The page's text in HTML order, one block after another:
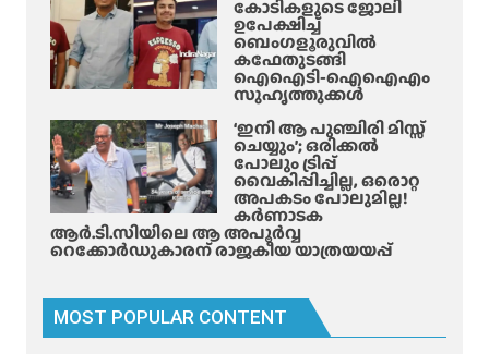
അ
ങ്ങ
നെ
യും
ലീ
വെ
ടു
ക്കാം
!
വൈ
കോടികളുടെ ജോലി
ഉപേക്ഷിച്ച്
ബെംഗളൂരുവിൽ
കഫേതുടങ്ങി
ഐഐടി-ഐഐഎം
സുഹൃത്തുക്കൾ
‘ഇനി ആ പുഞ്ചിരി മിസ്സ്
ചെയ്യും’; ഒരിക്കൽ
പോലും ട്രിപ്പ്
വൈകിപ്പിച്ചില്ല, ഒരൊറ്റ
അപകടം പോലുമില്ല!
കർണാടക
ആർ.ടി.സിയിലെ ആ അപൂർവ്വ
റെക്കോർഡുകാരന് രാജകീയ യാത്രയയപ്പ്
MOST POPULAR CONTENT